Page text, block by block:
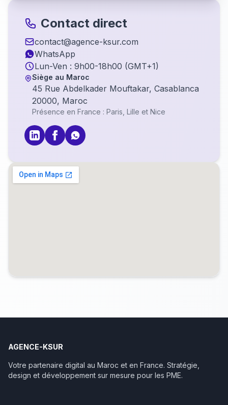
Contact direct
contact@agence-ksur.com
WhatsApp
Lun-Ven : 9h00-18h00 (GMT+1)
Siège au Maroc
45 Rue Abdelkader Mouftakar, Casablanca
20000, Maroc
Présence en France : Paris, Lille et Nice
AGENCE-KSUR
Votre partenaire digital au Maroc et en France. Stratégie,
design et développement sur mesure pour les PME.